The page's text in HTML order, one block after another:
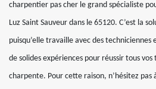
charpentier pas cher le grand spécialiste
Luz Saint Sauveur dans le 65120. C’est la
puisqu’elle travaille avec des
de solides expériences pour réussir tous
charpente. Pour cette raison, n’hésitez pas